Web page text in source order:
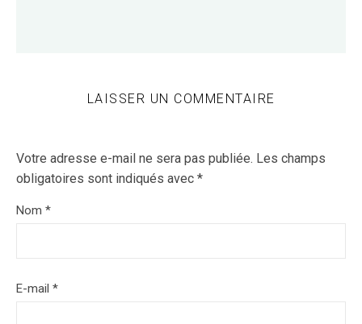
LAISSER UN COMMENTAIRE
Votre adresse e-mail ne sera pas publiée. Les champs
obligatoires sont indiqués avec *
Nom *
E-mail *